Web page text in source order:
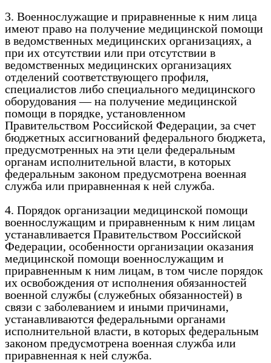
3. Военнослужащие и приравненные к ним лица
имеют право на получение медицинской помощи
в ведомственных медицинских организациях, а
при их отсутствии или при отсутствии в
ведомственных медицинских организациях
отделений соответствующего профиля,
специалистов либо специального медицинского
оборудования — на получение медицинской
помощи в порядке, установленном
Правительством Российской Федерации, за счет
бюджетных ассигнований федерального бюджета,
предусмотренных на эти цели федеральным
органам исполнительной власти, в которых
федеральным законом предусмотрена военная
служба или приравненная к ней служба.
4. Порядок организации медицинской помощи
военнослужащим и приравненным к ним лицам
устанавливается Правительством Российской
Федерации, особенности организации оказания
медицинской помощи военнослужащим и
приравненным к ним лицам, в том числе порядок
их освобождения от исполнения обязанностей
военной службы (служебных обязанностей) в
связи с заболеванием и иными причинами,
устанавливаются федеральными органами
исполнительной власти, в которых федеральным
законом предусмотрена военная служба или
приравненная к ней служба.